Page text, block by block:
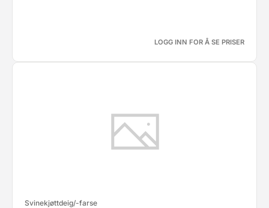
LOGG INN FOR Å SE PRISER
Svinekjøttdeig/-farse